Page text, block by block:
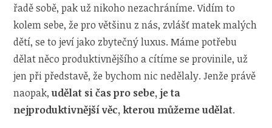
řadě sobě, pak už nikoho nezachráníme. Vidím to
kolem sebe, že pro většinu z nás, zvlášť matek malých
dětí, se to jeví jako zbytečný luxus. Máme potřebu
dělat něco produktivnějšího a cítíme se provinile, už
jen při představě, že bychom nic nedělaly. Jenže právě
naopak,udělat si čas pro sebe, je ta
nejproduktivnější věc, kterou můžeme udělat.